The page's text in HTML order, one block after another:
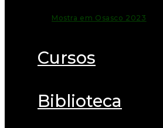
Mostra em Osasco 2023
Cursos
Biblioteca